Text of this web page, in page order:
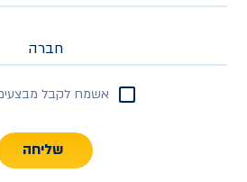
חברה
אשמח לקבל
שליחה